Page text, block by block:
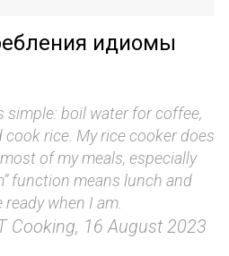
идиомы
simple: boil water for coffee,
cook rice. My rice cooker does
of my meals, especially
function means lunch and
ready when I am.
Cooking, 16 August 2023